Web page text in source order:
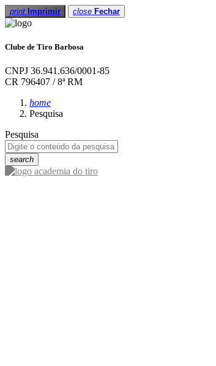
print Imprimir close Fechar
Clube de Tiro Barbosa
CNPJ 36.941.636/0001-85
CR 796407 / 8ª RM
home
Pesquisa
Pesquisa
search